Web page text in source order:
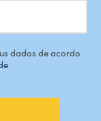
dados de acordo